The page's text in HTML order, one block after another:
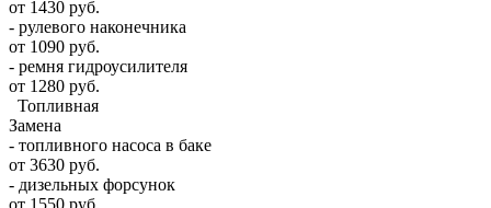
от 1430 руб.
- рулевого наконечника
от 1090 руб.
- ремня гидроусилителя
от 1280 руб.
Топливная
Замена
- топливного насоса в баке
от 3630 руб.
- дизельных форсунок